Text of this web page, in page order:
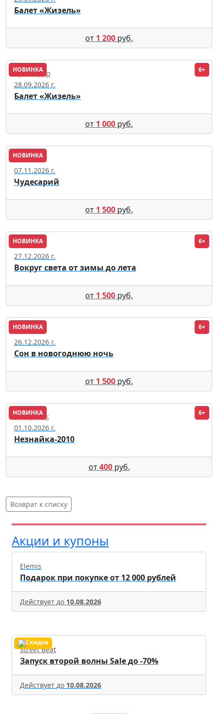
Балет «Жизель»
от 1 200 руб.
НОВИНКА 6+
Краснодар
28.09.2026 г.
Балет «Жизель»
от 1 000 руб.
НОВИНКА
Москва
07.11.2026 г.
Чудесарий
от 1 500 руб.
НОВИНКА 6+
Москва
27.12.2026 г.
Вокруг света от зимы до лета
от 1 500 руб.
НОВИНКА 6+
Москва
26.12.2026 г.
Сон в новогоднюю ночь
от 1 500 руб.
НОВИНКА 6+
Хабаровск
01.10.2026 г.
Незнайка-2010
от400руб.
Возврат к списку
Акции и купоны
Elemis
Подарок при покупке от 12 000 рублей
Действует до 10.08.2026
Street Beat
Запуск второй волны Sale до -70%
Действует до 10.08.2026